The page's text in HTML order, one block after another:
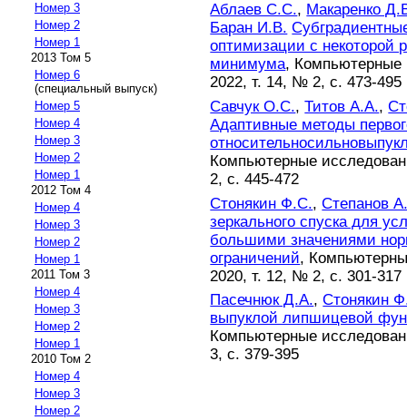
Номер 3
Номер 2
Номер 1
2013 Том 5
Номер 6
(специальный выпуск)
Номер 5
Номер 4
Номер 3
Номер 2
Номер 1
2012 Том 4
Номер 4
Номер 3
Номер 2
Номер 1
2011 Том 3
Номер 4
Номер 3
Номер 2
Номер 1
2010 Том 2
Номер 4
Номер 3
Номер 2
Аблаев С.С., Макаренко
Баран И.В.
оптимизации с некоторой
минимума, Компьютерные
2022, т. 14, № 2, с. 473-495
Савчук О.С.,Титов А.А.,
Адаптивные методы
Компьютерные
2, с. 445-472
Стонякин Ф.С.,Степанов
зеркального спуска для
большими значениями
ограничений,
2020, т. 12, № 2, с. 301-317
Пасечнюк Д.А.,Стонякин
выпуклой липшицевой
Компьютерные
3, с. 379-395